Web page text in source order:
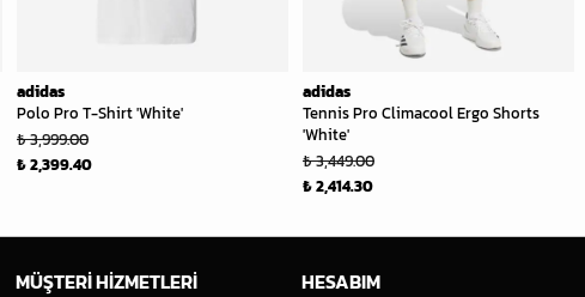
adidas
Polo Pro T-Shirt 'White'
₺ 3,999.00
₺ 2,399.40
adidas
Tennis Pro Climacool Ergo Shorts
'White'
₺ 3,449.00
₺ 2,414.30
MÜŞTERİ HİZMETLERİ HESABIM